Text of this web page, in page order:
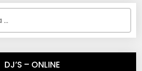
DJ’S – ONLINE